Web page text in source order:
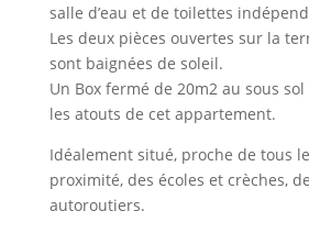
salle d’eau et de toilettes
Les deux pièces ouvertes sur la
sont baignées de soleil.
Un Box fermé de 20m2 au sous
les atouts de cet appartement.
Idéalement situé, proche de tous
proximité, des écoles et crèches,
autoroutiers.